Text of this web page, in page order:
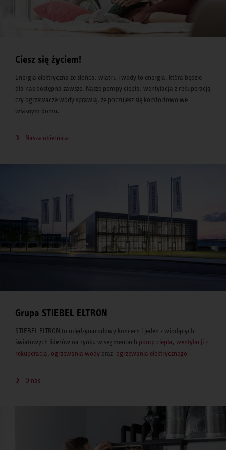
Ciesz się życiem!
Energia elektryczna ze słońca, wiatru i wody to energia, która będzie
dla nas dostępna zawsze. Nasze pompy ciepła, wentylacja z rekuperacją
czy ogrzewacze wody sprawią, że poczujesz się komfortowo we
własnym domu.
Nasza obietnica
Grupa STIEBEL ELTRON
STIEBEL ELTRON to międzynarodowy koncern i jeden z wiodących
światowych liderów na rynku w segmentach pomp ciepła, wentylacji z
rekuperacją, ogrzewania wody oraz ogrzewania elektrycznego
O nas